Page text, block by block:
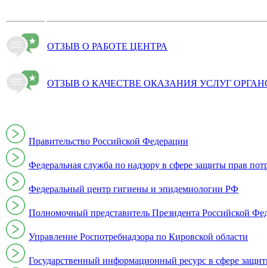
ОТЗЫВ О РАБОТЕ ЦЕНТРА
ОТЗЫВ О КАЧЕСТВЕ ОКАЗАНИЯ УСЛУГ
Правительство Российской Федерации
Федеральная служба по надзору в сфере защиты прав
Федеральный центр гигиены и эпидемиологии РФ
Полномочный представитель Президента Российской
Управление Роспотребнадзора по Кировской области
Государственный информационный ресурс в сфере